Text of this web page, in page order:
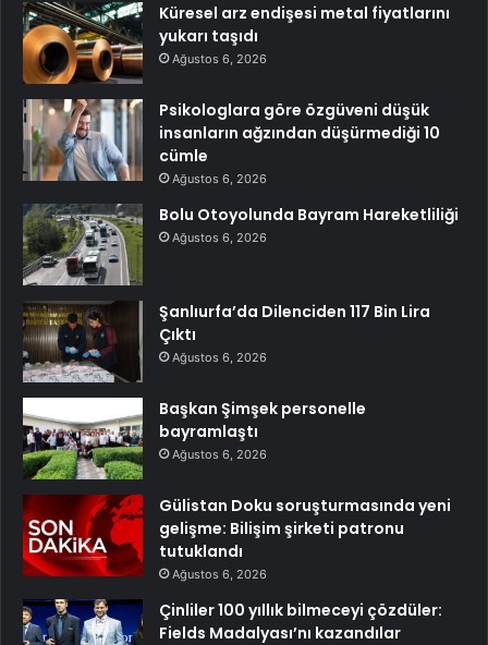
Küresel arz endişesi metal fiyatlarını
yukarı taşıdı
Ağustos 6, 2026
Psikologlara göre özgüveni düşük
insanların ağzından düşürmediği 10
cümle
Ağustos 6, 2026
Bolu Otoyolunda Bayram Hareketliliği
Ağustos 6, 2026
Şanlıurfa’da Dilenciden 117 Bin Lira
Çıktı
Ağustos 6, 2026
Başkan Şimşek personelle
bayramlaştı
Ağustos 6, 2026
Gülistan Doku soruşturmasında yeni
gelişme: Bilişim şirketi patronu
tutuklandı
Ağustos 6, 2026
Çinliler 100 yıllık bilmeceyi çözdüler:
Fields Madalyası’nı kazandılar